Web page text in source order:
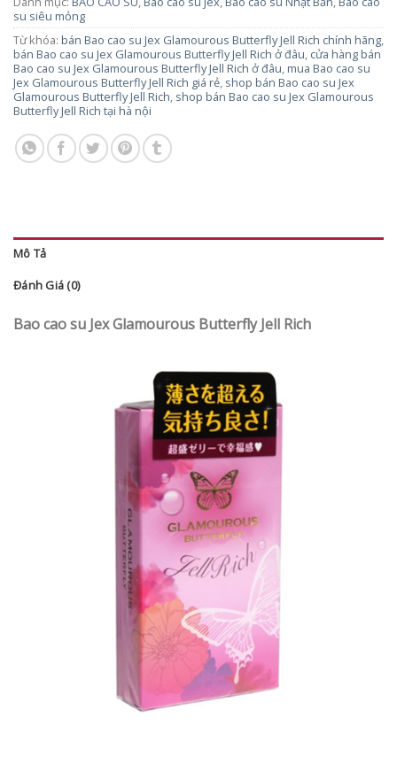
su siêu mỏng
Từ khóa: bán Bao cao su Jex Glamourous Butterfly Jell Rich chính hãng,
bán Bao cao su Jex Glamourous Butterfly Jell Rich ở đâu, cửa hàng bán
Bao cao su Jex Glamourous Butterfly Jell Rich ở đâu, mua Bao cao su
Jex Glamourous Butterfly Jell Rich giá rẻ, shop bán Bao cao su Jex
Glamourous Butterfly Jell Rich, shop bán Bao cao su Jex Glamourous
Butterfly Jell Rich tại hà nội
Mô Tả
Đánh Giá (0)
Bao cao su Jex Glamourous Butterfly Jell Rich